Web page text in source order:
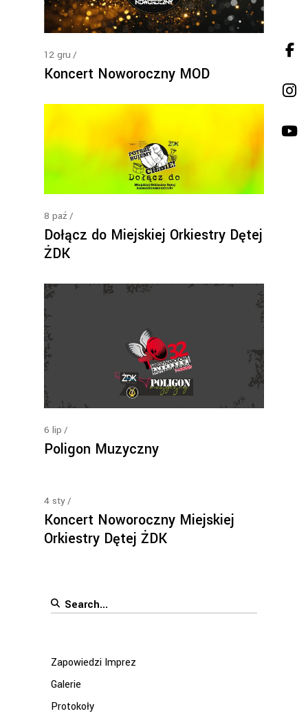
12 gru
Koncert Noworoczny MOD
8 paź
Dołącz do Miejskiej Orkiestry Dętej
ŻDK
6 lip
Poligon Muzyczny
4 sty
Koncert Noworoczny Miejskiej
Orkiestry Dętej ŻDK
Search
Zapowiedzi Imprez
Galerie
Protokoły